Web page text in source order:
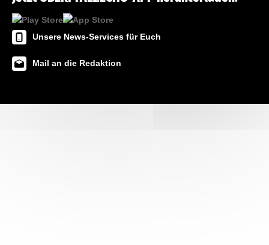
Unsere News-Services für Euch
Mail an die Redaktion